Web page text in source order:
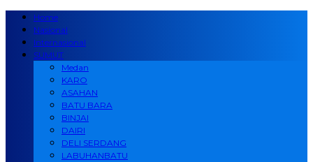
Home
Nasional
Internasional
SUMUT
Medan
KARO
ASAHAN
BATU BARA
BINJAI
DAIRI
DELI SERDANG
LABUHANBATU